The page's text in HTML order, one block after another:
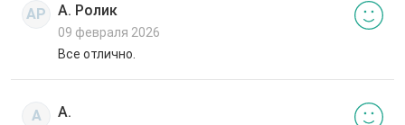
АР А. Ролик
09 февраля 2026
Все отлично.
А А.